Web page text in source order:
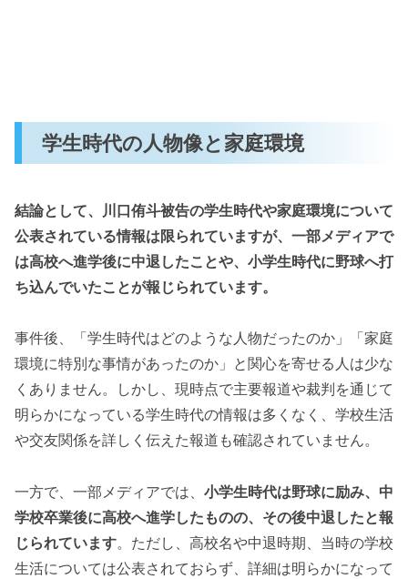
学生時代の人物像と家庭環境
結論として、川口侑斗被告の学生時代や家庭環境について
公表されている情報は限られていますが、一部メディアで
は高校へ進学後に中退したことや、小学生時代に野球へ打
ち込んでいたことが報じられています。
事件後、「学生時代はどのような人物だったのか」「家庭
環境に特別な事情があったのか」と関心を寄せる人は少な
くありません。しかし、現時点で主要報道や裁判を通じて
明らかになっている学生時代の情報は多くなく、学校生活
や交友関係を詳しく伝えた報道も確認されていません。
一方で、一部メディアでは、 小学生時代は野球に励み、中
学校卒業後に高校へ進学したものの、その後中退したと報
じられています。ただし、高校名や中退時期、当時の学校
生活については公表されておらず、詳細は明らかになって